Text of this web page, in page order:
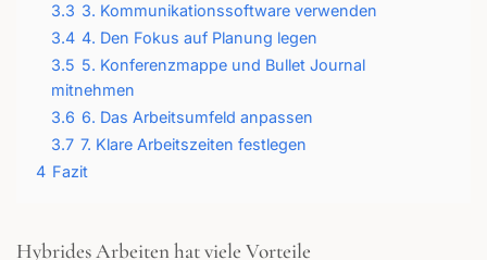
3.3 3. Kommunikationssoftware verwenden
3.4 4. Den Fokus auf Planung legen
3.5 5. Konferenzmappe und Bullet Journal
mitnehmen
3.6 6. Das Arbeitsumfeld anpassen
3.7 7. Klare Arbeitszeiten festlegen
4 Fazit
Hybrides Arbeiten hat viele Vorteile